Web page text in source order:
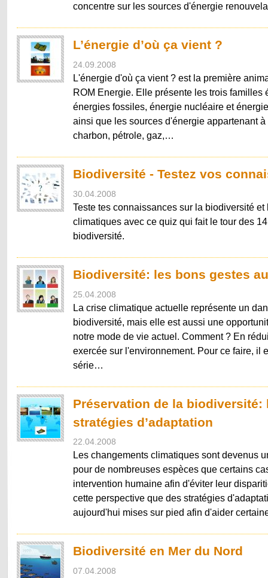
concentre sur les sources d'énergie
L’énergie d’où ça vient ?
24.09.2008
L'énergie d'où ça vient ? est la première
ROM Energie. Elle présente les trois familles
énergies fossiles, énergie nucléaire et
ainsi que les sources d'énergie appartenant
charbon, pétrole, gaz,…
Biodiversité - Testez vos
30.04.2008
Teste tes connaissances sur la biodiversité
climatiques avec ce quiz qui fait le tour des
biodiversité.
Biodiversité: les bons gestes
25.04.2008
La crise climatique actuelle représente un
biodiversité, mais elle est aussi une
notre mode de vie actuel. Comment ? En
exercée sur l'environnement. Pour ce faire, il
série…
Préservation de la biodiversité:
stratégies d’adaptation
22.04.2008
Les changements climatiques sont devenus
pour de nombreuses espèces que certains
intervention humaine afin d'éviter leur
cette perspective que des stratégies
aujourd'hui mises sur pied afin d'aider
Biodiversité en Mer du Nord
07.04.2008